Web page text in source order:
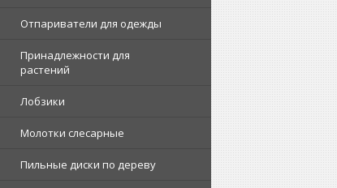
Отпариватели для одежды
Принадлежности для
растений
Лобзики
Молотки слесарные
Пильные диски по дереву